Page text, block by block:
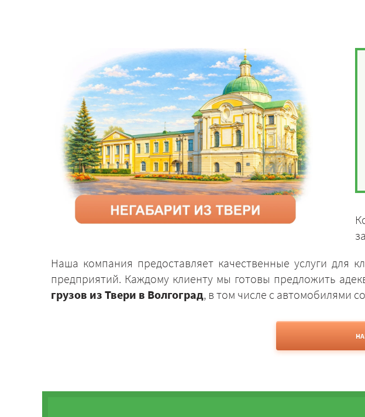
Наша компания предоставляет качественные услуги для
предприятий. Каждому клиенту мы готовы предложить
грузов из Твери в Волгоград, в том числе с автомобилями